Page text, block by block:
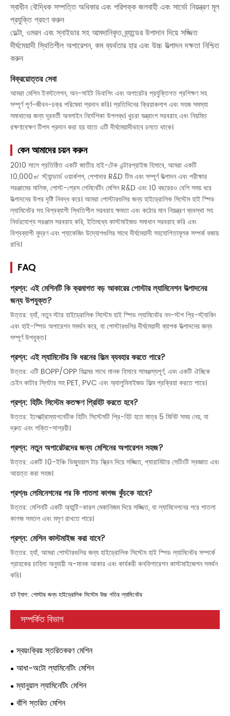
স্বাধীন বৌদ্ধিক সম্পত্তি অধিকার এবং পরিপক্ক জলবাহী এবং সার্ভো নিয়ন্ত্রণ মূল
প্রযুক্তি গ্রহণ করুন
ডেল্টা, ওমরন এবং স্নাইডার সহ আমদানিকৃত ব্র্যান্ডের উপাদান দিয়ে সজ্জিত
দীর্ঘমেয়াদী স্থিতিশীল অপারেশন, কম ব্যর্থতার হার এবং উচ্চ উত্পাদন দক্ষতা নিশ্চিত
করুন
বিক্রয়োত্তর সেবা
আমরা মেশিন ইনস্টলেশন, অন-সাইট ডিবাগিং এবং অপারেটর প্রযুক্তিগত প্রশিক্ষণ সহ
সম্পূর্ণ পূর্ণ-জীবন-চক্র পরিষেবা প্রদান করি। প্রতিদিনের ক্রিয়াকলাপ এবং সহজ সমস্যা
সমাধানের জন্য দূরবর্তী অনলাইন নির্দেশিকা উপলব্ধ। খুচরা যন্ত্রাংশ সরবরাহ এবং নিয়মিত
রক্ষণাবেক্ষণ টিপস প্রদান করা হয় যাতে এটি দীর্ঘমেয়াদীভাবে চলতে থাকে।
কেন আমাদের চয়ন করুন
2010 সালে প্রতিষ্ঠিত একটি জাতীয় হাই-টেক এন্টারপ্রাইজ হিসাবে, আমরা একটি
10,000㎡ স্ট্যান্ডার্ড ওয়ার্কশপ, পেশাদার R&D টিম এবং সম্পূর্ণ উত্পাদন এবং পরীক্ষার
সরঞ্জামের মালিক, পোস্ট-প্রেস লেমিনেটিং মেশিন R&D এবং 10 বছরেরও বেশি সময় ধরে
উত্পাদনের উপর দৃষ্টি নিবদ্ধ করে। আমরা পোস্টারগুলির জন্য হাইড্রোলিক সিস্টেম হাই স্পিড
ল্যামিনেটর সহ বিশ্বব্যাপী স্থিতিশীল সরবরাহ ক্ষমতা এবং কঠোর মান নিয়ন্ত্রণ ব্যবস্থা সহ
নির্ভরযোগ্য সরঞ্জাম সরবরাহ করি, ইতিমধ্যে কাস্টমাইজড সমাধান সরবরাহ করি এবং
বিশ্বব্যাপী মুদ্রণ এবং প্যাকেজিং উদ্যোগগুলির সাথে দীর্ঘমেয়াদী সহযোগিতামূলক সম্পর্ক বজায়
রাখি।
FAQ
প্রশ্ন: এই মেশিনটি কি ক্রমাগত বড় আকারের পোস্টার ল্যামিনেশন উত্পাদনের
জন্য উপযুক্ত?
উত্তর: হ্যাঁ, নতুন স্টার হাইড্রোলিক সিস্টেম হাই স্পিড ল্যামিনেটর নন-স্টপ প্রি-স্ট্যাকিং
এবং হাই-স্পিড অপারেশন সমর্থন করে, যা পোস্টারগুলির দীর্ঘমেয়াদী ব্যাপক উত্পাদনের জন্য
সম্পূর্ণ উপযুক্ত।
প্রশ্ন: এই ল্যামিনেটর কি ধরনের ফিল্ম ব্যবহার করতে পারে?
উত্তর: এটি BOPP/OPP ফিল্মের সাথে মানক হিসাবে সামঞ্জস্যপূর্ণ, এবং একটি ঐচ্ছিক
চেইন কাটার স্লিটার সহ PET, PVC এবং অ্যালুমিনাইজড ফিল্ম প্রক্রিয়া করতে পারে।
প্রশ্ন: হিটিং সিস্টেম কতক্ষণ প্রিহিট করতে হবে?
উত্তর: ইলেক্ট্রোম্যাগনেটিক হিটিং সিস্টেমটি প্রি-হিট হতে মাত্র 5 মিনিট সময় নেয়, যা
দ্রুত এবং শক্তি-সাশ্রয়ী।
প্রশ্ন: নতুন অপারেটরদের জন্য মেশিনের অপারেশন সহজ?
উত্তর: একটি 10-ইঞ্চি ভিজ্যুয়াল টাচ স্ক্রিন দিয়ে সজ্জিত, প্যারামিটার সেটিংটি স্বজ্ঞাত এবং
আয়ত্ত করা সহজ।
প্রশ্নঃ লেমিনেশনের পর কি পাতলা কাগজ কুঁচকে যাবে?
উত্তর: মেশিনটি একটি অ্যান্টি-কারল মেকানিজম দিয়ে সজ্জিত, যা ল্যামিনেশনের পরে পাতলা
কাগজ সমতল এবং মসৃণ রাখতে পারে।
প্রশ্ন: মেশিন কাস্টমাইজ করা যাবে?
উত্তর: হ্যাঁ, আমরা পোস্টারগুলির জন্য হাইড্রোলিক সিস্টেম হাই স্পিড ল্যামিনেটর সম্পর্কে
গ্রাহকের চাহিদা অনুযায়ী অ-মানক আকার এবং কার্যকরী কনফিগারেশন কাস্টমাইজেশন সমর্থন
করি।
হট ট্যাগ: পোস্টার জন্য হাইড্রোলিক সিস্টেম উচ্চ গতির ল্যামিনেটর
সম্পর্কিত বিভাগ
স্বয়ংক্রিয় স্তরিতকরণ মেশিন
আধা-অটো ল্যামিনেটিং মেশিন
ম্যানুয়াল ল্যামিনেটিং মেশিন
বাঁশি স্তরিত মেশিন